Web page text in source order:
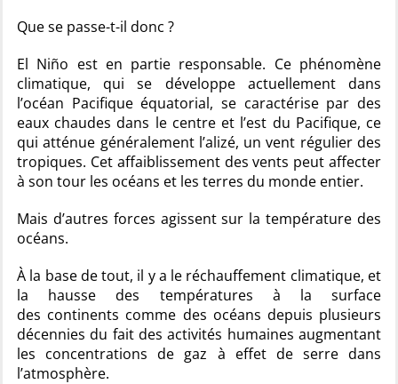
Que se passe-t-il donc ?
El Niño est en partie responsable. Ce phénomène
climatique, qui se développe actuellement dans
l’océan Pacifique équatorial, se caractérise par des
eaux chaudes dans le centre et l’est du Pacifique, ce
qui atténue généralement l’alizé, un vent régulier des
tropiques. Cet affaiblissement des vents peut affecter
à son tour les océans et les terres du monde entier.
Mais d’autres forces agissent sur la température des
océans.
À la base de tout, il y a le réchauffement climatique, et
la hausse des températures à la surface
des continents comme des océans depuis plusieurs
décennies du fait des activités humaines augmentant
les concentrations de gaz à effet de serre dans
l’atmosphère.